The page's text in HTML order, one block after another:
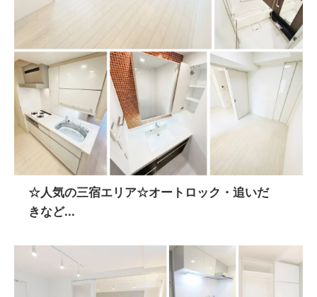
☆人気の三宿エリア☆オートロック・追いだ
きなど...